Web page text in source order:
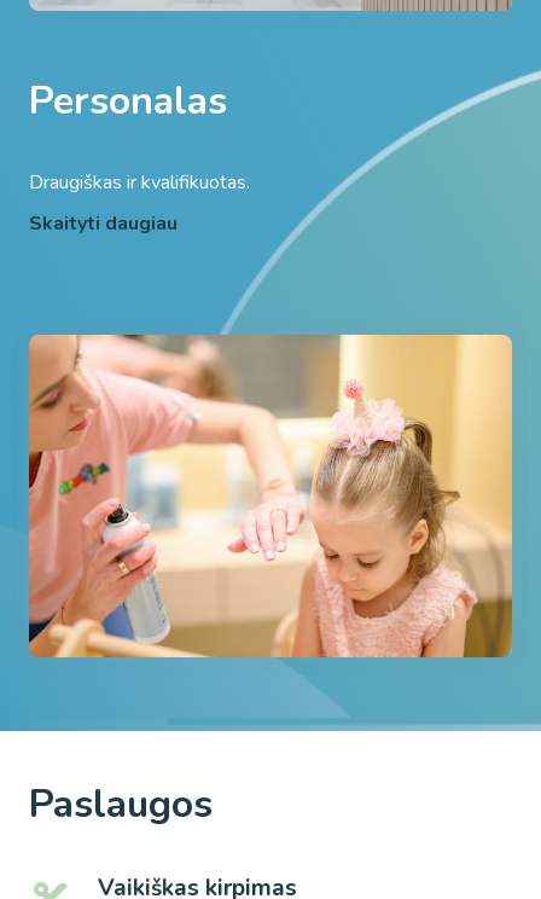
Personalas
Draugiškas ir kvalifikuotas.
Skaityti daugiau
Paslaugos
Vaikiškas kirpimas